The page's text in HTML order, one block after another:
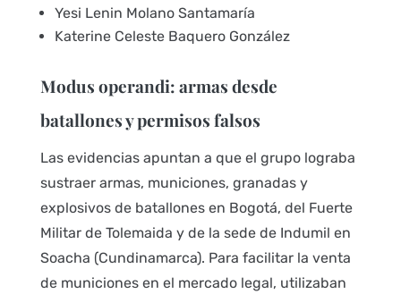
Yesi Lenin Molano Santamaría
Katerine Celeste Baquero González
Modus operandi: armas desde
batallones y permisos falsos
Las evidencias apuntan a que el grupo lograba
sustraer armas, municiones, granadas y
explosivos de batallones en Bogotá, del Fuerte
Militar de Tolemaida y de la sede de Indumil en
Soacha (Cundinamarca). Para facilitar la venta
de municiones en el mercado legal, utilizaban